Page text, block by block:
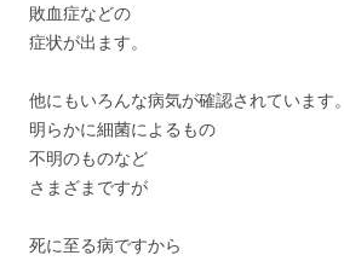
敗血症などの
症状が出ます。
他にもいろんな病気が確認されています。
明らかに細菌によるもの
不明のものなど
さまざまですが
死に至る病ですから